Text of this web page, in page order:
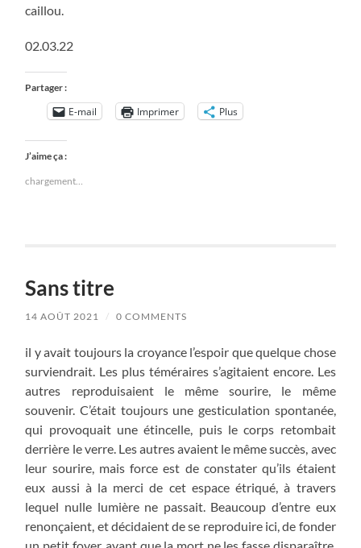
caillou.
02.03.22
Partager :
E-mail Imprimer Plus
J’aime ça :
chargement…
Sans titre
14 AOÛT 2021 / 0 COMMENTS
il y avait toujours la croyance l’espoir que quelque chose
surviendrait. Les plus téméraires s’agitaient encore. Les
autres reproduisaient le même sourire, le même
souvenir. C’était toujours une gesticulation spontanée,
qui provoquait une étincelle, puis le corps retombait
derrière le verre. Les autres avaient le même succès, avec
leur sourire, mais force est de constater qu’ils étaient
eux aussi à la merci de cet espace étriqué, à travers
lequel nulle lumière ne passait. Beaucoup d’entre eux
renonçaient, et décidaient de se reproduire ici, de fonder